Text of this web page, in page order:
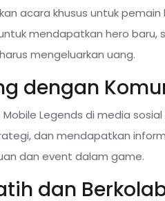
acara khusus untuk
mendapatkan hero baru,
mengeluarkan uang.
dengan
Legends di media
dan mendapatkan
dan event dalam game.
dan